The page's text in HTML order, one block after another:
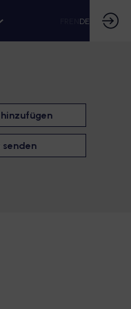
DE